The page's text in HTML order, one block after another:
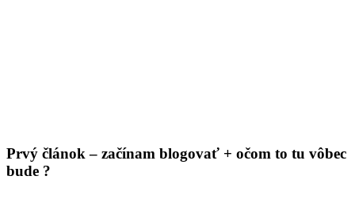
Prvý článok – začínam blogovať + očom to tu vôbec
bude ?